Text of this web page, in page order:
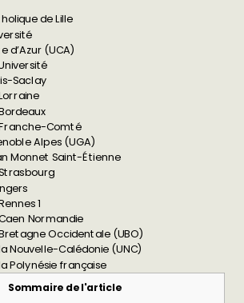
de Lille
d’Azur (UCA)
Saclay
Comté
Alpes (UGA)
Monnet Saint-Étienne
1
Normandie
Occidentale (UBO)
Nouvelle-Calédonie (UNC)
Polynésie française
Sommaire de l'article